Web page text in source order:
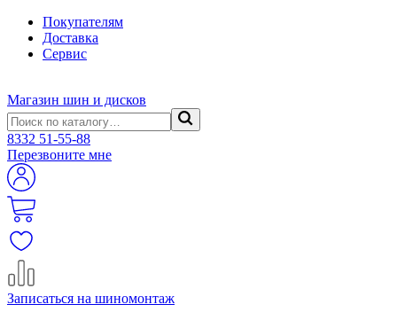
Покупателям
Доставка
Сервис
Магазин шин и дисков
8332 51-55-88
Перезвоните мне
Записаться на шиномонтаж